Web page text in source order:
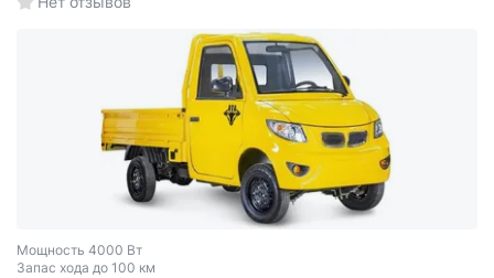
Мощность 4000 Вт
Запас хода до 100 км